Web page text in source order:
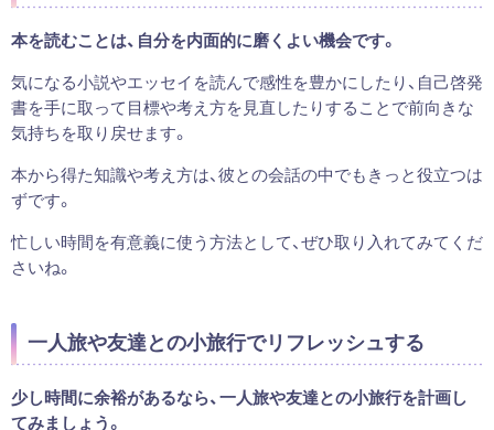
本を読むことは、自分を内面的に磨くよい機会です。
気になる小説やエッセイを読んで感性を豊かにしたり、自己啓発
書を手に取って目標や考え方を見直したりすることで前向きな
気持ちを取り戻せます。
本から得た知識や考え方は、彼との会話の中でもきっと役立つは
ずです。
忙しい時間を有意義に使う方法として、ぜひ取り入れてみてくだ
さいね。
一人旅や友達との小旅行でリフレッシュする
少し時間に余裕があるなら、一人旅や友達との小旅行を計画し
てみましょう。